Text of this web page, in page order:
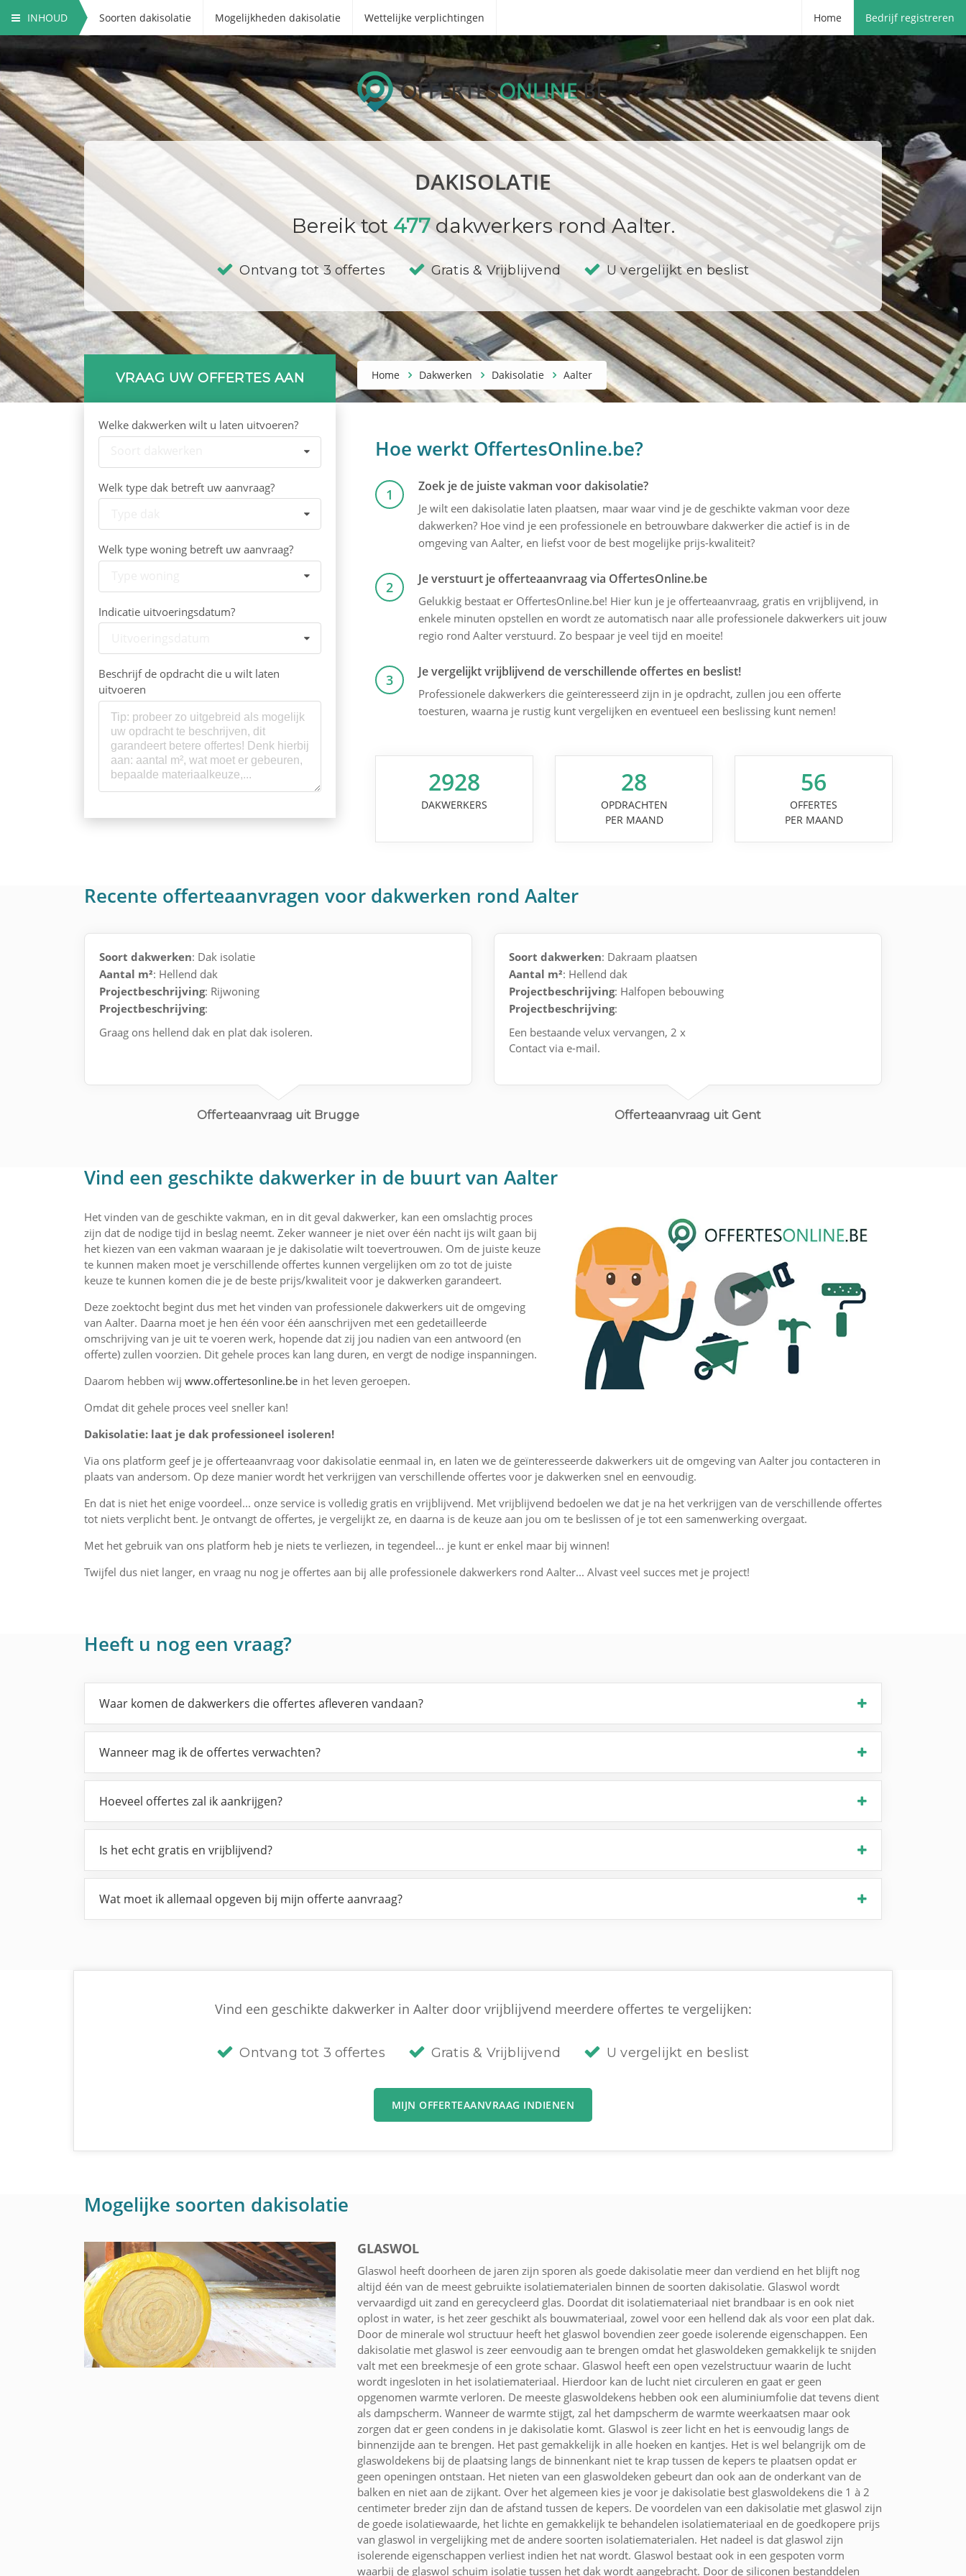
INHOUD Soorten dakisolatie Mogelijkheden dakisolatie Wettelijke verplichtingen Home Bedrijf registreren
DAKISOLATIE
Bereik tot477dakwerkers rond Aalter.
Ontvang tot 3 offertes Gratis & Vrijblijvend U vergelijkt en beslist
Home Dakwerken Dakisolatie Aalter
VRAAG UW OFFERTES AAN
Welke dakwerken wilt u laten uitvoeren?
Welk type dak betreft uw aanvraag?
Welk type woning betreft uw aanvraag?
Indicatie uitvoeringsdatum?
Beschrijf de opdracht die u wilt laten
uitvoeren
Hoe werkt OffertesOnline.be?
1 Zoek je de juiste vakman voor dakisolatie?
Je wilt een dakisolatie laten plaatsen, maar waar vind je de geschikte vakman voor deze
dakwerken? Hoe vind je een professionele en betrouwbare dakwerker die actief is in de
omgeving van Aalter, en liefst voor de best mogelijke prijs-kwaliteit?
2 Je verstuurt je offerteaanvraag via OffertesOnline.be
Gelukkig bestaat er OffertesOnline.be! Hier kun je je offerteaanvraag, gratis en vrijblijvend, in
enkele minuten opstellen en wordt ze automatisch naar alle professionele dakwerkers uit jouw
regio rond Aalter verstuurd. Zo bespaar je veel tijd en moeite!
3 Je vergelijkt vrijblijvend de verschillende offertes en beslist!
Professionele dakwerkers die geïnteresseerd zijn in je opdracht, zullen jou een offerte
toesturen, waarna je rustig kunt vergelijken en eventueel een beslissing kunt nemen!
2928
DAKWERKERS
28
OPDRACHTEN
PER MAAND
56
OFFERTES
PER MAAND
Recente offerteaanvragen voor dakwerken rond Aalter
Soort dakwerken: Dak isolatie
Aantal m²: Hellend dak
Projectbeschrijving: Rijwoning
Projectbeschrijving:
Graag ons hellend dak en plat dak isoleren.
Offerteaanvraag uit Brugge
Soort dakwerken: Dakraam plaatsen
Aantal m²: Hellend dak
Projectbeschrijving: Halfopen bebouwing
Projectbeschrijving:
Een bestaande velux vervangen, 2 x
Contact via e-mail.
Offerteaanvraag uit Gent
Vind een geschikte dakwerker in de buurt van Aalter
Het vinden van de geschikte vakman, en in dit geval dakwerker, kan een omslachtig proces
zijn dat de nodige tijd in beslag neemt. Zeker wanneer je niet over één nacht ijs wilt gaan bij
het kiezen van een vakman waaraan je je dakisolatie wilt toevertrouwen. Om de juiste keuze
te kunnen maken moet je verschillende offertes kunnen vergelijken om zo tot de juiste
keuze te kunnen komen die je de beste prijs/kwaliteit voor je dakwerken garandeert.
Deze zoektocht begint dus met het vinden van professionele dakwerkers uit de omgeving
van Aalter. Daarna moet je hen één voor één aanschrijven met een gedetailleerde
omschrijving van je uit te voeren werk, hopende dat zij jou nadien van een antwoord (en
offerte) zullen voorzien. Dit gehele proces kan lang duren, en vergt de nodige inspanningen.
Daarom hebben wij www.offertesonline.be in het leven geroepen.
Omdat dit gehele proces veel sneller kan!
Dakisolatie: laat je dak professioneel isoleren!
Via ons platform geef je je offerteaanvraag voor dakisolatie eenmaal in, en laten we de geïnteresseerde dakwerkers uit de omgeving van Aalter jou contacteren in
plaats van andersom. Op deze manier wordt het verkrijgen van verschillende offertes voor je dakwerken snel en eenvoudig.
En dat is niet het enige voordeel... onze service is volledig gratis en vrijblijvend. Met vrijblijvend bedoelen we dat je na het verkrijgen van de verschillende offertes
tot niets verplicht bent. Je ontvangt de offertes, je vergelijkt ze, en daarna is de keuze aan jou om te beslissen of je tot een samenwerking overgaat.
Met het gebruik van ons platform heb je niets te verliezen, in tegendeel... je kunt er enkel maar bij winnen!
Twijfel dus niet langer, en vraag nu nog je offertes aan bij alle professionele dakwerkers rond Aalter... Alvast veel succes met je project!
Heeft u nog een vraag?
Waar komen de dakwerkers die offertes afleveren vandaan?
Wanneer mag ik de offertes verwachten?
Hoeveel offertes zal ik aankrijgen?
Is het echt gratis en vrijblijvend?
Wat moet ik allemaal opgeven bij mijn offerte aanvraag?
Vind een geschikte dakwerker in Aalter door vrijblijvend meerdere offertes te vergelijken:
Ontvang tot 3 offertes Gratis & Vrijblijvend U vergelijkt en beslist
MIJN OFFERTEAANVRAAG INDIENEN
Mogelijke soorten dakisolatie
GLASWOL
Glaswol heeft doorheen de jaren zijn sporen als goede dakisolatie meer dan verdiend en het blijft nog
altijd één van de meest gebruikte isolatiematerialen binnen de soorten dakisolatie. Glaswol wordt
vervaardigd uit zand en gerecycleerd glas. Doordat dit isolatiemateriaal niet brandbaar is en ook niet
oplost in water, is het zeer geschikt als bouwmateriaal, zowel voor een hellend dak als voor een plat dak.
Door de minerale wol structuur heeft het glaswol bovendien zeer goede isolerende eigenschappen. Een
dakisolatie met glaswol is zeer eenvoudig aan te brengen omdat het glaswoldeken gemakkelijk te snijden
valt met een breekmesje of een grote schaar. Glaswol heeft een open vezelstructuur waarin de lucht
wordt ingesloten in het isolatiemateriaal. Hierdoor kan de lucht niet circuleren en gaat er geen
opgenomen warmte verloren. De meeste glaswoldekens hebben ook een aluminiumfolie dat tevens dient
als dampscherm. Wanneer de warmte stijgt, zal het dampscherm de warmte weerkaatsen maar ook
zorgen dat er geen condens in je dakisolatie komt. Glaswol is zeer licht en het is eenvoudig langs de
binnenzijde aan te brengen. Het past gemakkelijk in alle hoeken en kantjes. Het is wel belangrijk om de
glaswoldekens bij de plaatsing langs de binnenkant niet te krap tussen de kepers te plaatsen opdat er
geen openingen ontstaan. Het nieten van een glaswoldeken gebeurt dan ook aan de onderkant van de
balken en niet aan de zijkant. Over het algemeen kies je voor je dakisolatie best glaswoldekens die 1 à 2
centimeter breder zijn dan de afstand tussen de kepers. De voordelen van een dakisolatie met glaswol zijn
de goede isolatiewaarde, het lichte en gemakkelijk te behandelen isolatiemateriaal en de goedkopere prijs
van glaswol in vergelijking met de andere soorten isolatiematerialen. Het nadeel is dat glaswol zijn
isolerende eigenschappen verliest indien het nat wordt. Glaswol bestaat ook in een gespoten vorm
waarbij de glaswol schuim isolatie tussen het dak wordt aangebracht. Door de siliconen bestanddelen